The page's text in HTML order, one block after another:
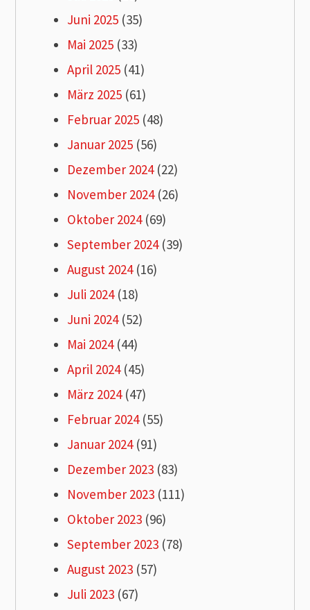
Juni 2025 (35)
Mai 2025 (33)
April 2025 (41)
März 2025 (61)
Februar 2025 (48)
Januar 2025 (56)
Dezember 2024(22)
November 2024(26)
Oktober 2024(69)
September 2024(39)
August 2024(16)
Juli 2024(18)
Juni 2024(52)
Mai 2024(44)
April 2024(45)
März 2024(47)
Februar 2024(55)
Januar 2024(91)
Dezember 2023 (83)
November 2023 (111)
Oktober 2023 (96)
September 2023 (78)
August 2023 (57)
Juli 2023 (67)